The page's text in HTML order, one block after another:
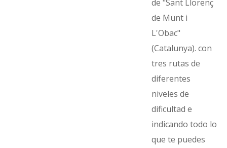
de "Sant Llorenç
de Munt i
L'Obac"
(Catalunya). con
tres rutas de
diferentes
niveles de
dificultad e
indicando todo lo
que te puedes